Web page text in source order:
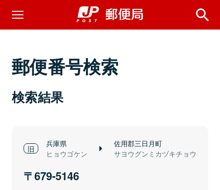
郵便番号検索
検索結果
兵庫県
ヒョウゴケン
佐用郡三日月町
サヨウグンミカヅキチョウ
679-5146